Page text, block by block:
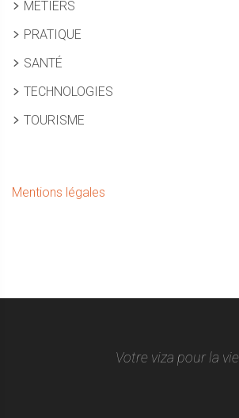
MÉTIERS
PRATIQUE
SANTÉ
TECHNOLOGIES
TOURISME
Mentions légales
Votre viza pour la vie